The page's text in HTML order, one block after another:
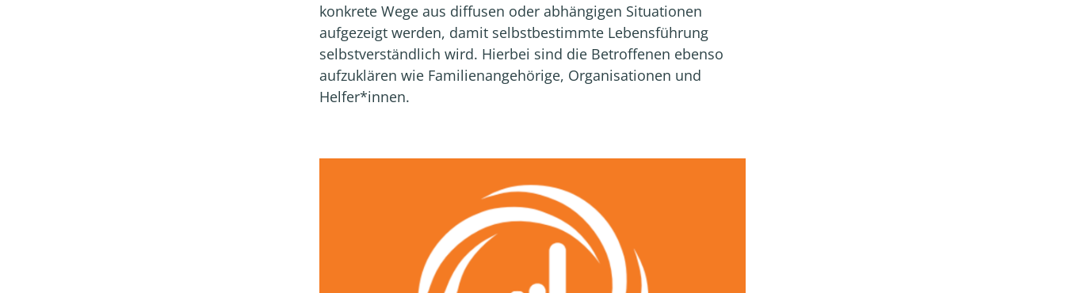
konkrete Wege aus diffusen oder abhängigen Situationen
aufgezeigt werden, damit selbstbestimmte Lebensführung
selbstverständlich wird. Hierbei sind die Betroffenen ebenso
aufzuklären wie Familienangehörige, Organisationen und
Helfer*innen.